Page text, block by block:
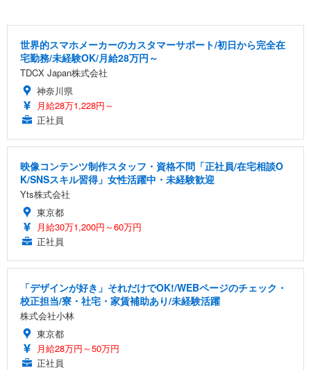
世界的スマホメーカーのカスタマーサポート/初日から完全在
宅勤務/未経験OK/月給28万円～
TDCX Japan株式会社
神奈川県
月給28万1,228円～
正社員
映像コンテンツ制作スタッフ・資格不問「正社員/在宅相談O
K/SNSスキル習得」女性活躍中・未経験歓迎
Yts株式会社
東京都
月給30万1,200円～60万円
正社員
「デザインが好き」それだけでOK!/WEBページのチェック・
校正担当/寮・社宅・家賃補助あり/未経験活躍
株式会社小林
東京都
月給28万円～50万円
正社員